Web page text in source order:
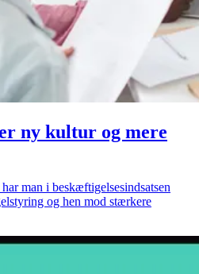
ny kultur og mere
man i beskæftigelsesindsatsen
og hen mod stærkere